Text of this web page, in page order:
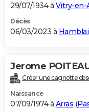
29/07/1934 à Vitry-en-
Décès
06/03/2023 à
Jerome
Créer une cagnotte
Naissance
07/09/1974 à Arras (